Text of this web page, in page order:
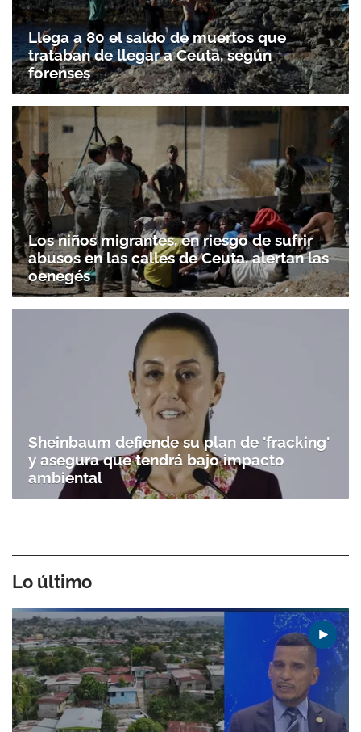
Llega a 80 el saldo de muertos que
trataban de llegar a Ceuta, según
forenses
Los niños migrantes, en riesgo de sufrir
abusos en las calles de Ceuta, alertan las
oenegés
Sheinbaum defiende su plan de 'fracking'
y asegura que tendrá bajo impacto
ambiental
Lo último